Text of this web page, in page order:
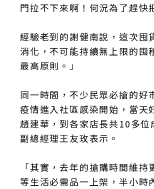
門拉不下來啊！何況為了趕快
經驗老到的謝健南說，這次囤
消化，不可能持續無上限的囤
最高原則。」
同一時間，不少民眾必搶的好
疫情進入社區感染開始，當天
趙建華，到各家店長共10多
副總經理王友玫表示。
「其實，去年的搶購時間維
等生活必需品一上架，半小時